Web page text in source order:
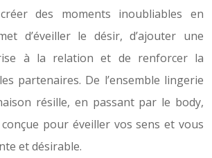
des moments inoubliables en
d’éveiller le désir, d’ajouter une
à la relation et de renforcer la
partenaires. De l’ensemble lingerie
résille, en passant par le body,
pour éveiller vos sens et vous
et désirable.